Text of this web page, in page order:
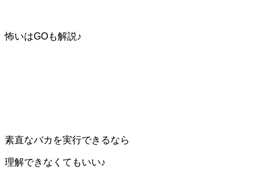
怖いはGOも解説♪
素直なバカを実行できるなら
理解できなくてもいい♪